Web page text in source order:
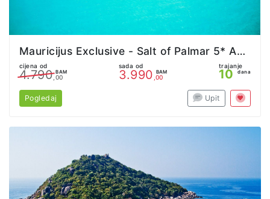
Mauricijus Exclusive - Salt of Palmar 5* Adults Only
cijena od
4.790 BAM
,00
sada od
3.990 BAM
,00
trajanje
10 dana
Pogledaj Upit